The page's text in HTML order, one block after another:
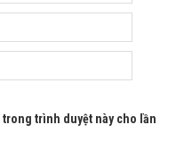
trình duyệt này cho lần